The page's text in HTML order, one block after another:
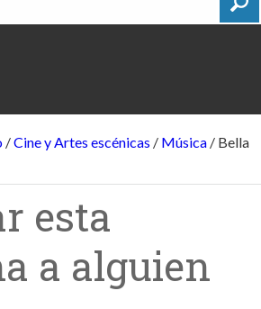
/Cine y Artes escénicas / Música / Bella
esta
a alguien